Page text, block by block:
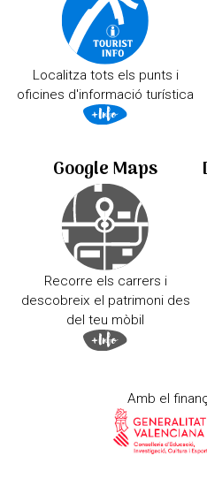
Localitza tots els punts i
oficines d'informació turística
Google Maps
Recorre els carrers i
descobreix el patrimoni des
del teu mòbil
Amb el